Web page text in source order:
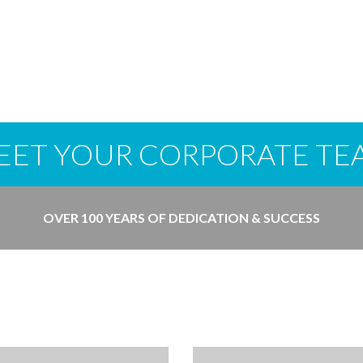
YOUR CORPORATE
OVER 100 YEARS OF DEDICATION & SUCCESS